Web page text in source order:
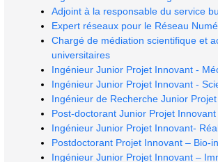
Adjoint à la responsable du service
Expert réseaux pour le Réseau
Chargé de médiation scientifique et
universitaires
Ingénieur Junior Projet Innovant -
Ingénieur Junior Projet Innovant -
Ingénieur de Recherche Junior
Post-doctorant Junior Projet
Ingénieur Junior Projet Innovant-
Postdoctorant Projet Innovant – Bio-
Ingénieur Junior Projet Innovant –